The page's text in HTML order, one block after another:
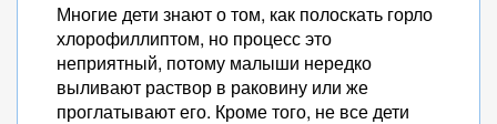
Многие дети знают о том, как полоскать горло
хлорофиллиптом, но процесс это
неприятный, потому малыши нередко
выливают раствор в раковину или же
проглатывают его. Кроме того, не все дети